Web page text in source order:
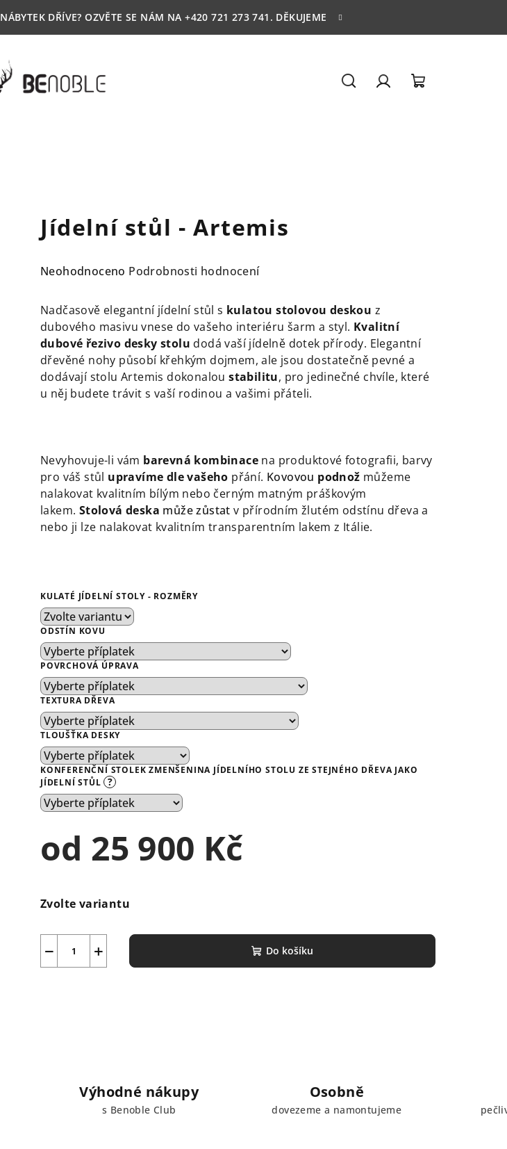
DŘÍVE? OZVĚTE SE NÁM NA +420 721 273 741. DĚKUJEME
Jídelní stůl - Artemis
Průměrné
produktu
je
0,0
z
5
hvězdiček.
Neohodnoceno Podrobnosti hodnocení
Nadčasově elegantní jídelní stůl s kulatou stolovou deskou z
dubového masivu vnese do vašeho interiéru šarm a styl. Kvalitní
dubové řezivo desky stolu dodá vaší jídelně dotek přírody. Elegantní
dřevěné nohy působí křehkým dojmem, ale jsou dostatečně pevné a
dodávají stolu Artemis dokonaloustabilitu, pro jedinečné chvíle, které
u něj budete trávit s vaší rodinou a vašimi přáteli.
Nevyhovuje-li vám barevná kombinace na produktové fotografii, barvy
pro váš stůl upravíme dle vašeho přání. Kovovou podnož můžeme
nalakovat kvalitním bílým nebo černým matným práškovým
lakem. Stolová deska může zůstat v přírodním žlutém odstínu dřeva a
nebo ji lze nalakovat kvalitním transparentním lakem z Itálie.
KULATÉ JÍDELNÍ STOLY - ROZMĚRY
ODSTÍN KOVU
POVRCHOVÁ ÚPRAVA
TEXTURA DŘEVA
TLOUŠŤKA DESKY
KONFERENČNÍ STOLEK ZMENŠENINA JÍDELNÍHO STOLU ZE STEJNÉHO DŘEVA JAKO
JÍDELNÍ STŮL ?
od 25 900 Kč
cena:
Zvolte variantu
+
− Do košíku
Výhodné nákupy
s Benoble Club
Osobně
dovezeme a namontujeme